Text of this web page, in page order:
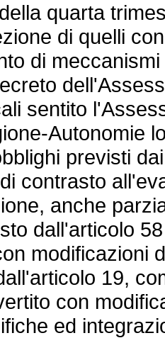
quarta
di quelli
di
sentito
Autonomie
previsti
contrasto
anche
dall'articolo
modificazioni
19,
con
ed